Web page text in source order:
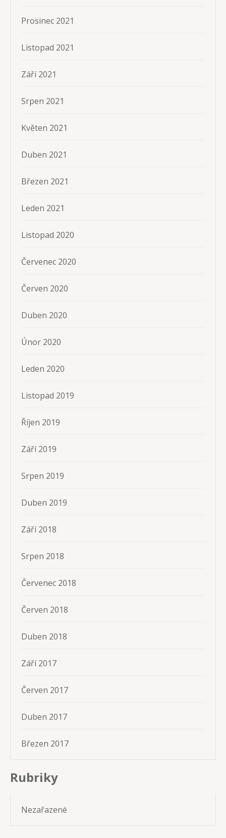
Prosinec 2021
Listopad 2021
Září 2021
Srpen 2021
Květen 2021
Duben 2021
Březen 2021
Leden 2021
Listopad 2020
Červenec 2020
Červen 2020
Duben 2020
Únor 2020
Leden 2020
Listopad 2019
Říjen 2019
Září 2019
Srpen 2019
Duben 2019
Září 2018
Srpen 2018
Červenec 2018
Červen 2018
Duben 2018
Září 2017
Červen 2017
Duben 2017
Březen 2017
Rubriky
Nezařazené